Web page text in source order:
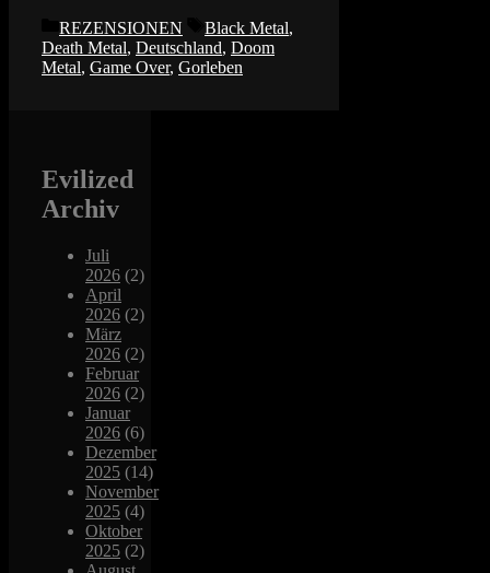
Kategorien
REZENSIONEN Schlagwörter
Black Metal,
Death Metal, Deutschland, Doom
Metal, Game Over, Gorleben
Evilized
Archiv
Juli
2026 (2)
April
2026 (2)
März
2026 (2)
Februar
2026 (2)
Januar
2026 (6)
Dezember
2025 (14)
November
2025 (4)
Oktober
2025 (2)